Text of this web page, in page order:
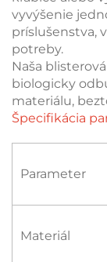
vyvýšenie
príslušenstva,
potreby.
Naša
biologicky
materiálu,
Špecifikácia
Parameter
Materiál